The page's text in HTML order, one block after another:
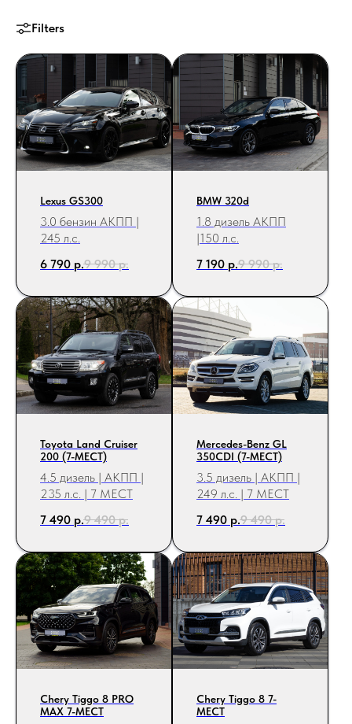
Filters
Lexus GS300
3.0 бензин АКПП |
245 л.с.
6 790 р.9 990 р.
BMW 320d
1.8 дизель АКПП
|150 л.с.
7 190 р.9 990 р.
Toyota Land Cruiser
200 (7-МЕСТ)
4.5 дизель | АКПП |
235 л.с. | 7 МЕСТ
7 490 р.9 490 р.
Mercedes-Benz GL
350CDI (7-МЕСТ)
3.5 дизель | АКПП |
249 л.с. | 7 МЕСТ
7 490 р.9 490 р.
Chery Tiggo 8 PRO
MAX 7-МЕСТ
Chery Tiggo 8 7-
МЕСТ